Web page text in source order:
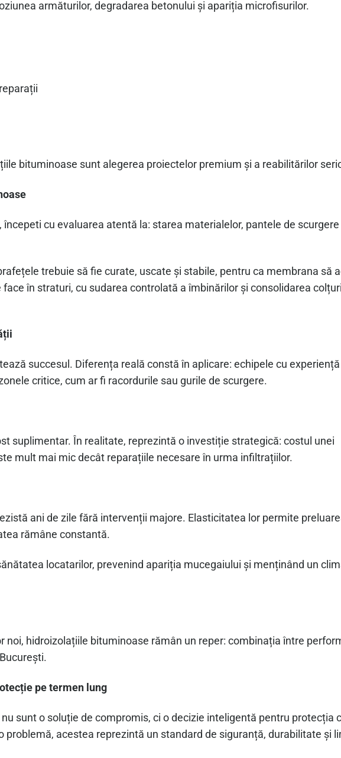
armăturilor, degradarea betonului și apariția microfisurilor.
bituminoase sunt alegerea proiectelor premium și a reabilitărilor
, începeti cu evaluarea atentă la: starea materialelor, pantele de
trebuie să fie curate, uscate și stabile, pentru ca membrana să
în straturi, cu sudarea controlată a îmbinărilor și consolidarea
succesul. Diferența reală constă în aplicare: echipele cu
critice, cum ar fi racordurile sau gurile de scurgere.
suplimentar. În realitate, reprezintă o investiție strategică: costul unei
mult mai mic decât reparațiile necesare în urma infiltrațiilor.
ani de zile fără intervenții majore. Elasticitatea lor permite
rămâne constantă.
locatarilor, prevenind apariția mucegaiului și menținând un
noi, hidroizolațiile bituminoase rămân un reper: combinația între
pe termen lung
sunt o soluție de compromis, ci o decizie inteligentă pentru protecția
problemă, acestea reprezintă un standard de siguranță, durabilitate și